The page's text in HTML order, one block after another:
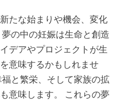
たな始まりや機会、変化
の中の妊娠は生命と創造
デアやプロジェクトが生
意味するかもしれませ
と繁栄、そして家族の拡
意味します。 これらの夢